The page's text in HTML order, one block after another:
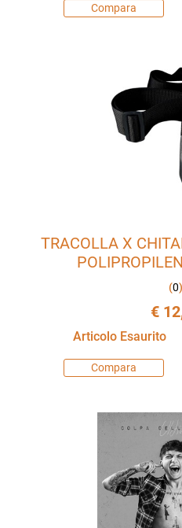
Compara
TRACOLLA X
(0)
€
Articolo Esaurito
Compara